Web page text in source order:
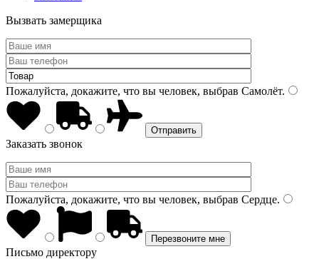
Вызвать замерщика
Пожалуйста, докажите, что вы человек, выбрав Самолёт.
Заказать звонок
Пожалуйста, докажите, что вы человек, выбрав Сердце.
Письмо директору